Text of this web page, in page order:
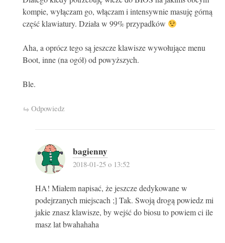
kompie, wyłączam go, włączam i intensywnie masuję górną
część klawiatury. Działa w 99% przypadków
Aha, a oprócz tego są jeszcze klawisze wywołujące menu
Boot, inne (na ogół) od powyższych.
Ble.
Odpowiedz
bagienny
2018-01-25 o 13:52
HA! Miałem napisać, że jeszcze dedykowane w
podejrzanych miejscach ;] Tak. Swoją drogą powiedz mi
jakie znasz klawisze, by wejść do biosu to powiem ci ile
masz lat bwahahaha